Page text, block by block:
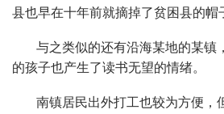
县也早在十年前就摘掉了贫困县的帽
与之类似的还有沿海某地的某镇
的孩子也产生了读书无望的情绪。
南镇居民出外打工也较为方便，